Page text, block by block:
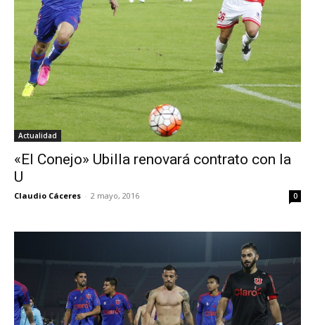
Actualidad
«El Conejo» Ubilla renovará contrato con la
U
Claudio Cáceres - 2 mayo, 2016 0